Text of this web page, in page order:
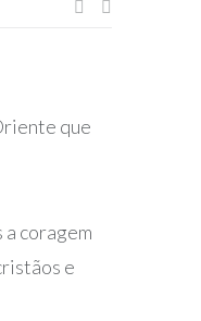
Navegação
artigos
que
a coragem
e